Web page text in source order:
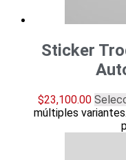
Sticker
$23,100.00
múltiples